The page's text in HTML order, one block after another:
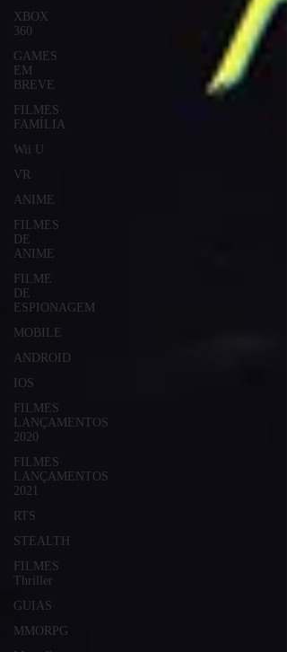
XBOX
360
GAMES
EM
BREVE
FILMES
FAMÍLIA
Wii U
VR
ANIME
FILMES
DE
ANIME
FILME
DE
ESPIONAGEM
MOBILE
ANDROID
IOS
FILMES
LANÇAMENTOS
2020
FILMES
LANÇAMENTOS
2021
RTS
STEALTH
FILMES
Thriller
GUIAS
MMORPG